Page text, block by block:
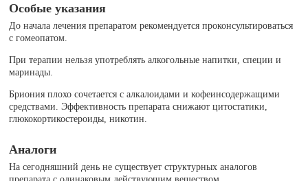
Особые указания
До начала лечения препаратом рекомендуется проконсультироваться
с гомеопатом.
При терапии нельзя употреблять алкогольные напитки, специи и
маринады.
Бриония плохо сочетается с алкалоидами и кофеинсодержащими
средствами. Эффективность препарата снижают цитостатики,
глюкокортикостероиды, никотин.
Аналоги
На сегодняшний день не существует структурных аналогов